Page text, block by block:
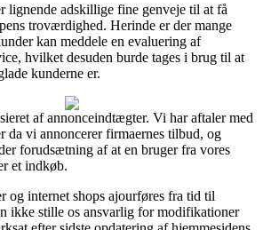
lignende adskillige fine genveje til at få
troværdighed. Herinde er der mange
kan meddele en evaluering af
hvilket desuden burde tages i brug til at
kunderne er.
af annonceindtægter. Vi har aftaler med
da vi annoncerer firmaernes tilbud, og
forudsætning af at en bruger fra vores
et indkøb.
og internet shops ajourføres fra tid til
ikke stille os ansvarlig for modifikationer